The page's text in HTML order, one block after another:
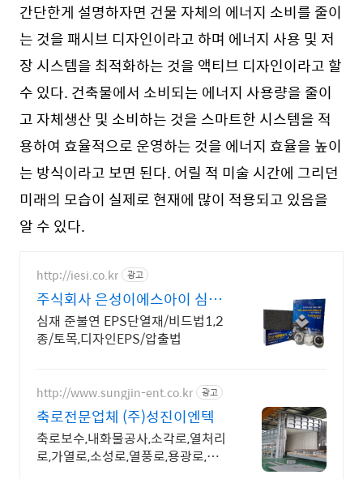
간단한게 설명하자면 건물 자체의 에너지 소비를 줄이
는 것을 패시브 디자인이라고 하며 에너지 사용 및 저
장 시스템을 최적화하는 것을 액티브 디자인이라고 할
수 있다. 건축물에서 소비되는 에너지 사용량을 줄이
고 자체생산 및 소비하는 것을 스마트한 시스템을 적
용하여 효율적으로 운영하는 것을 에너지 효율을 높이
는 방식이라고 보면 된다. 어릴 적 미술 시간에 그리던
미래의 모습이 실제로 현재에 많이 적용되고 있음을
알 수 있다.
http://iesi.co.kr 광고
주식회사 은성이에스아이 심재
준불연 EPS단열재
심재 준불연 EPS단열재/비드법1,2
종/토목,디자인EPS/압출법
http://www.sungjin-ent.co.kr 광고
축로전문업체 (주)성진이엔텍
축로보수,내화물공사,소각로,열처리
로,가열로,소성로,열풍로,용광로,각